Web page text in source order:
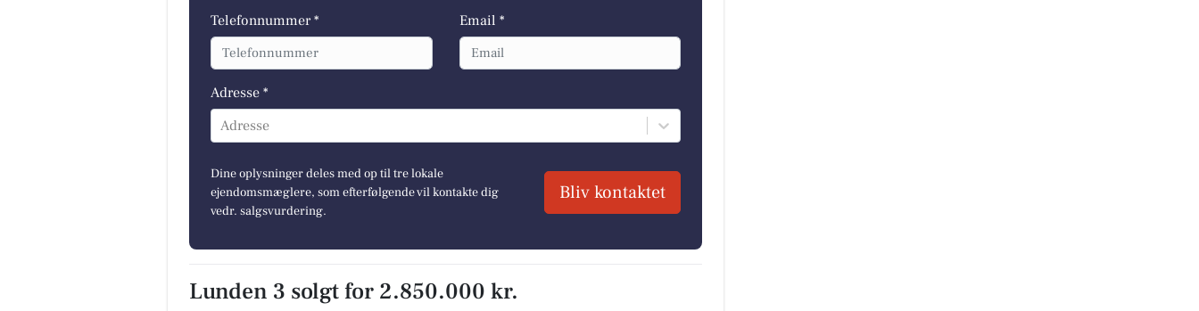
Telefonnummer * Email *
Adresse *
Adresse
Dine oplysninger deles med op til tre lokale
ejendomsmæglere, som efterfølgende vil kontakte dig
vedr. salgsvurdering.
Bliv kontaktet
Lunden 3 solgt for 2.850.000 kr.